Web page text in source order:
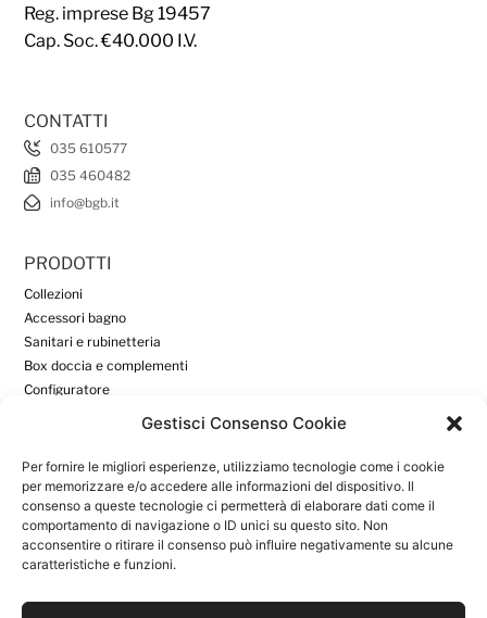
Gestisci Consenso Cookie
Per fornire le migliori esperienze, utilizziamo tecnologie come i cookie
per memorizzare e/o accedere alle informazioni del dispositivo. Il
consenso a queste tecnologie ci permetterà di elaborare dati come il
comportamento di navigazione o ID unici su questo sito. Non
acconsentire o ritirare il consenso può influire negativamente su alcune
caratteristiche e funzioni.
Reg. imprese Bg 19457
Cap. Soc. €40.000 I.V.
CONTATTI
035 610577
035 460482
info@bgb.it
PRODOTTI
Collezioni
Accessori bagno
Sanitari e rubinetteria
Box doccia e complementi
Configuratore
Download
Area Riservata
INFORMAZIONI UTILI
Azienda